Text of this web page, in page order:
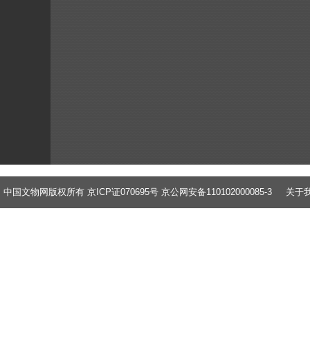
中国文物网版权所有 京ICP证070695号 京公网安备110102000085-3 关于